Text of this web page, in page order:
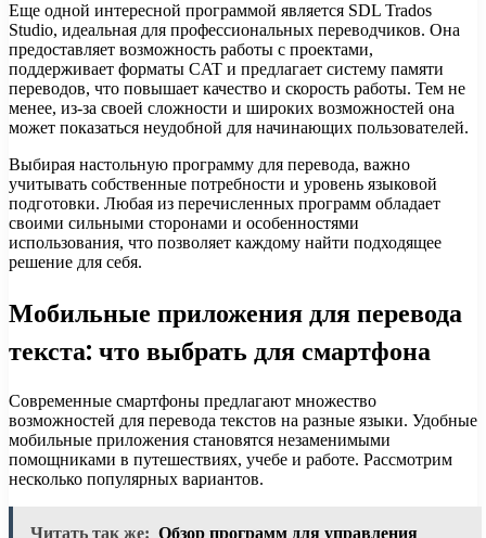
Еще одной интересной программой является SDL Trados
Studio, идеальная для профессиональных переводчиков. Она
предоставляет возможность работы с проектами,
поддерживает форматы CAT и предлагает систему памяти
переводов, что повышает качество и скорость работы. Тем не
менее, из-за своей сложности и широких возможностей она
может показаться неудобной для начинающих пользователей.
Выбирая настольную программу для перевода, важно
учитывать собственные потребности и уровень языковой
подготовки. Любая из перечисленных программ обладает
своими сильными сторонами и особенностями
использования, что позволяет каждому найти подходящее
решение для себя.
Мобильные приложения для перевода
текста: что выбрать для смартфона
Современные смартфоны предлагают множество
возможностей для перевода текстов на разные языки. Удобные
мобильные приложения становятся незаменимыми
помощниками в путешествиях, учебе и работе. Рассмотрим
несколько популярных вариантов.
Читать так же: Обзор программ для управления